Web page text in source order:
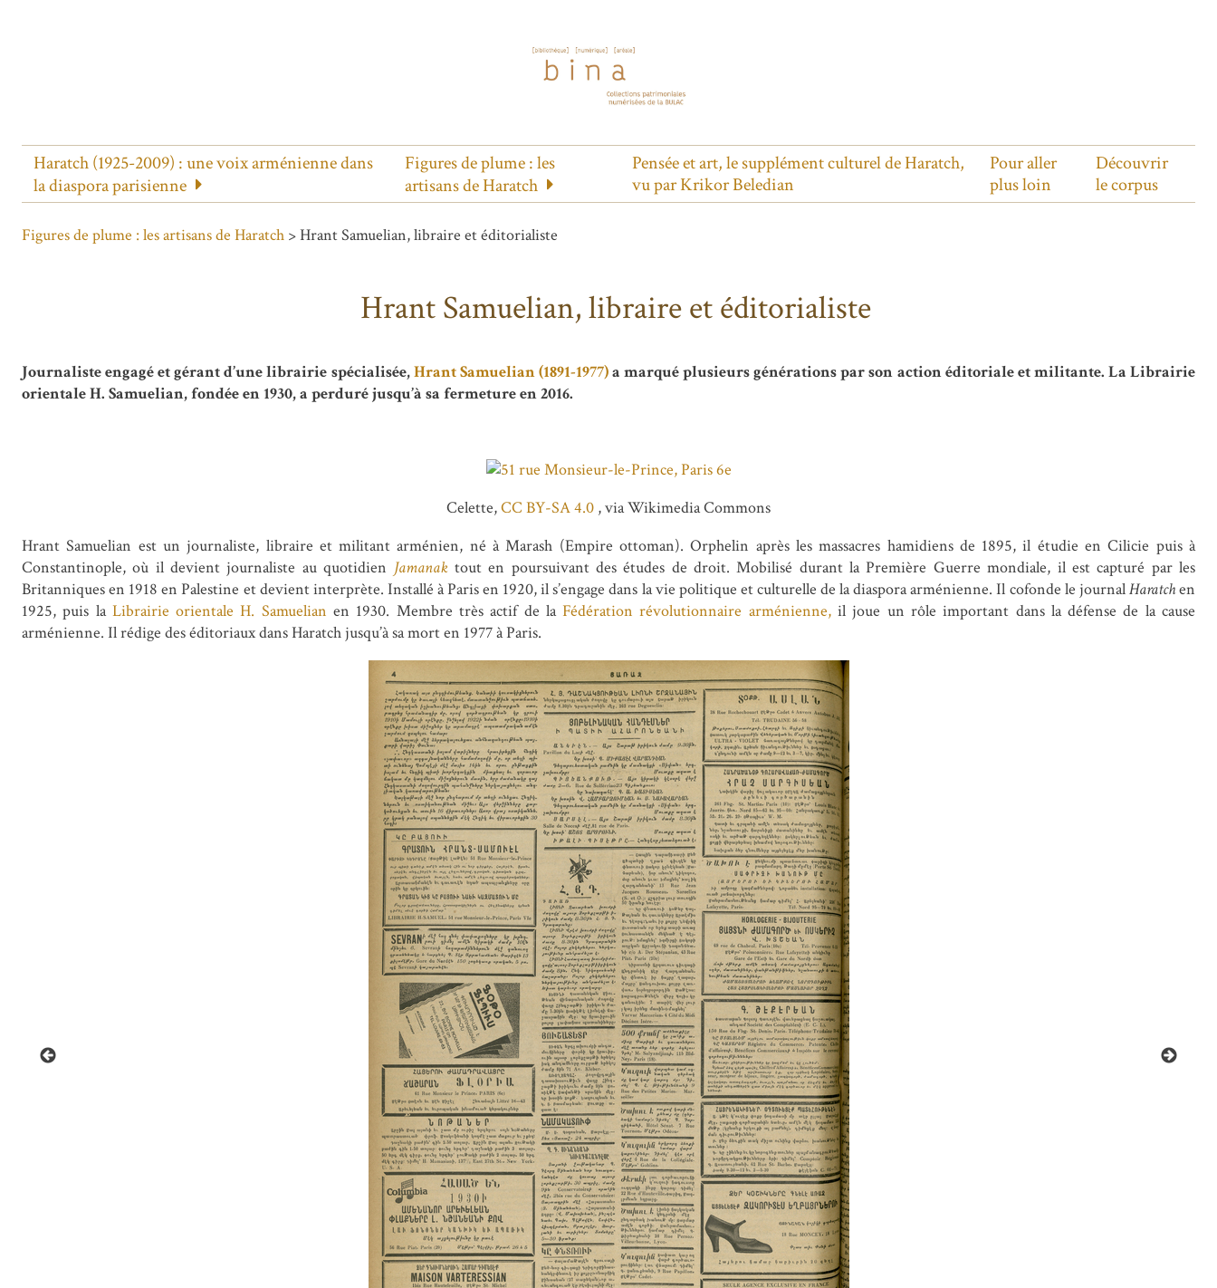
Haratch (1925-2009) : une voix arménienne dans
la diaspora parisienne
Figures de plume : les
artisans de Haratch
Pensée et art, le supplément culturel de Haratch,
vu par Krikor Beledian
Pour aller
plus loin
Découvrir
le corpus
Figures de plume : les artisans de Haratch > Hrant Samuelian, libraire et éditorialiste
Hrant Samuelian, libraire et éditorialiste
Journaliste engagé et gérant d’une librairie spécialisée,Hrant Samuelian (1891-1977)a marqué plusieurs générations par son action éditoriale et militante. La Librairie
orientale H. Samuelian, fondée en 1930, a perduré jusqu’à sa fermeture en 2016.
Celette,CC BY-SA 4.0 , via Wikimedia Commons
Hrant Samuelian est un journaliste, libraire et militant arménien, né à Marash (Empire ottoman). Orphelin après les massacres hamidiens de 1895, il étudie en Cilicie puis à
Constantinople, où il devient journaliste au quotidien Jamanaktout en poursuivant des études de droit. Mobilisé durant la Première Guerre mondiale, il est capturé par les
Britanniques en 1918 en Palestine et devient interprète. Installé à Paris en 1920, il s’engage dans la vie politique et culturelle de la diaspora arménienne. Il cofonde le journalHaratchen
1925, puis la Librairie orientale H. Samuelian en 1930. Membre très actif de laFédération révolutionnaire arménienne,il joue un rôle important dans la défense de la cause
arménienne. Il rédige des éditoriaux dans Haratch jusqu’à sa mort en 1977 à Paris.